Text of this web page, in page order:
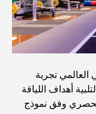
بالاسترخاء
شامل لأولياء
العالمي تجربة
أهداف اللياقة
الحصري وفق نموذج